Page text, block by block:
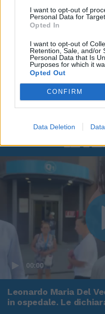
I want to opt-out of
Personal Data for
Opted In
I want to opt-out of
Retention, Sale, and/or
Personal Data that Is
Purposes for which it
Opted Out
CONFIRM
Data Deletion
00:00
Leonardo Maria Del
in ospedale. Le